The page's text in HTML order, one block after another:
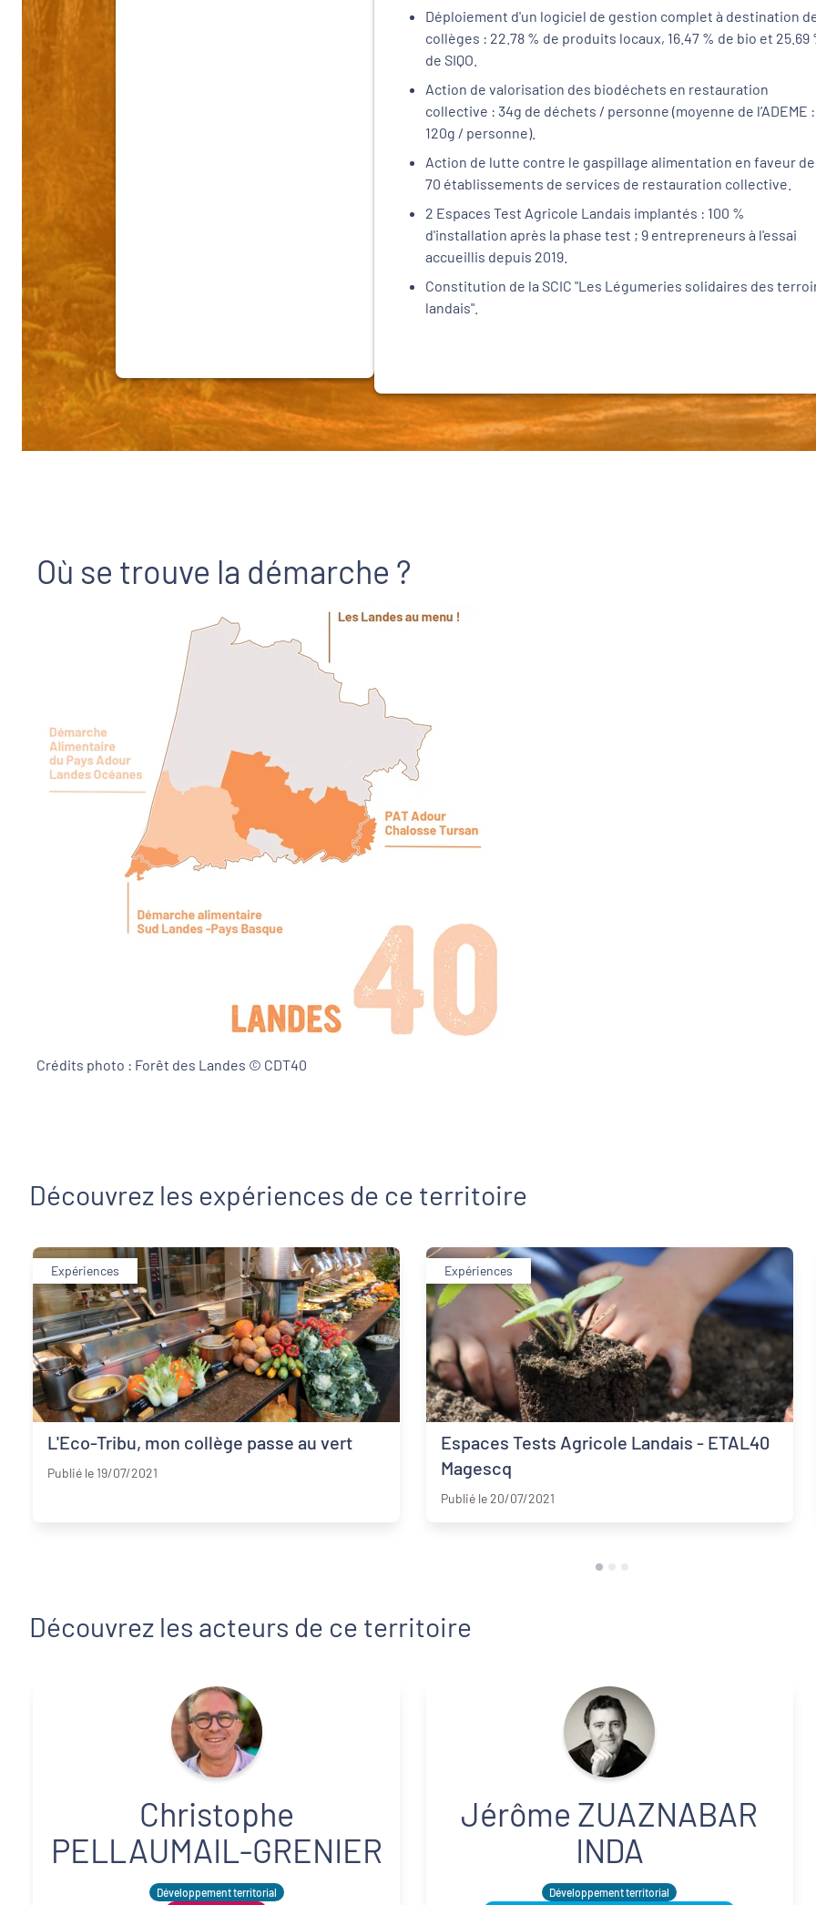
Déploiement d'un logiciel de gestion complet à destination
collèges : 22.78 % de produits locaux, 16.47 % de bio et 25.69
de SIQO.
Action de valorisation des biodéchets en restauration
collective : 34g de déchets / personne (moyenne de l’ADEME :
120g / personne).
Action de lutte contre le gaspillage alimentation en faveur de
70 établissements de services de restauration collective.
2 Espaces Test Agricole Landais implantés : 100 %
d'installation après la phase test ; 9 entrepreneurs à l'essai
accueillis depuis 2019.
Constitution de la SCIC "Les Légumeries solidaires des
landais".
Où se trouve la démarche ?
Crédits photo : Forêt des Landes © CDT40
Découvrez les expériences de ce territoire
Expériences
L'Eco-Tribu, mon collège passe au vert
Publié le 19/07/2021
Expériences
Espaces Tests Agricole Landais - ETAL40
Magescq
Publié le 20/07/2021
Découvrez les acteurs de ce territoire
Christophe
PELLAUMAIL-GRENIER
Développement territorial
Jérôme ZUAZNABAR
INDA
Développement territorial